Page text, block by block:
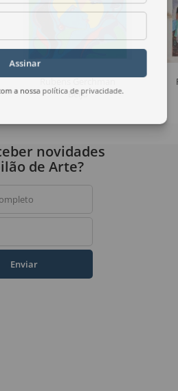
Rubens Gerchman
Beijo
Assinar
a nossa política de privacidade.
novidades
de Arte?
Enviar